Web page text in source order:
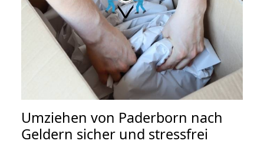
Umziehen von Paderborn nach
Geldern sicher und stressfrei